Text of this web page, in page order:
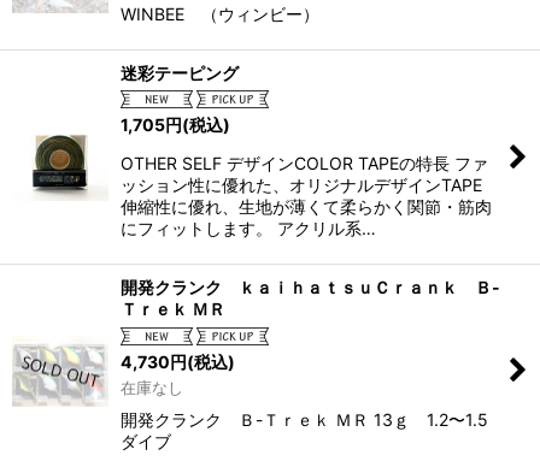
WINBEE （ウィンビー）
迷彩テーピング
1,705円(税込)
OTHER SELF デザインCOLOR TAPEの特長 ファ
ッション性に優れた、オリジナルデザインTAPE
伸縮性に優れ、生地が薄くて柔らかく関節・筋肉
にフィットします。 アクリル系…
開発クランク ｋａｉｈａｔｓｕＣｒａｎｋ Ｂ-
Ｔｒｅｋ ＭＲ
4,730円(税込)
在庫なし
開発クランク Ｂ-Ｔｒｅｋ ＭＲ 13ｇ 1.2〜1.5
ダイブ